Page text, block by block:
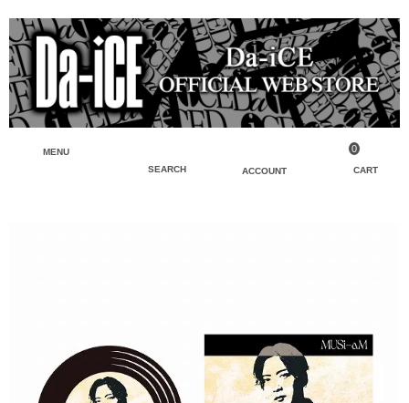
MENU
SEARCH
ACCOUNT CART
0
バッグ・ポーチ
キーホルダー・チャーム